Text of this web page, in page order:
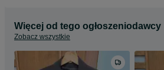
Więcej od tego ogłoszeniodawcy
Zobacz wszystkie